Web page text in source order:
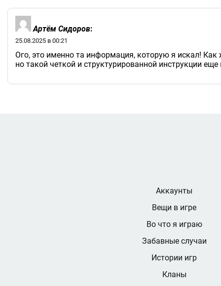
Артём Сидоров:
25.08.2025 в 00:21
Ого, это именно та информация, которую я искал!
но такой четкой и структурированной инструкции еще
Аккаунты
Вещи в игре
Во что я играю
Забавные случаи
Истории игр
Кланы